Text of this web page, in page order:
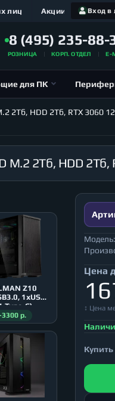
Вход в
лиц Акции
8 (495) 235-88-
РОЗНИЦА КОРП. ОТДЕЛ E-
для ПК
2Тб, HDD 2Тб, RTX 3060
Z10
1xUSB
Type-C)
3300 р.
Модель:
Цена
↕ Цена
Купить